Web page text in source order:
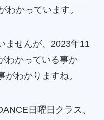
わかっています。
ませんが、2023年11
わかっている事か
がわかりますね。
日曜日クラス、